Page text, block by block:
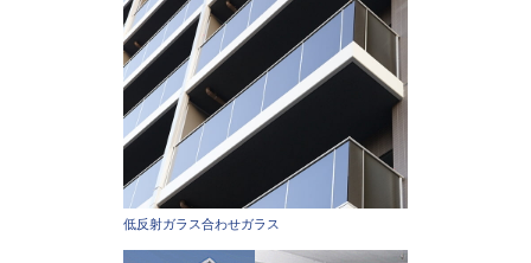
低反射ガラス合わせガラス